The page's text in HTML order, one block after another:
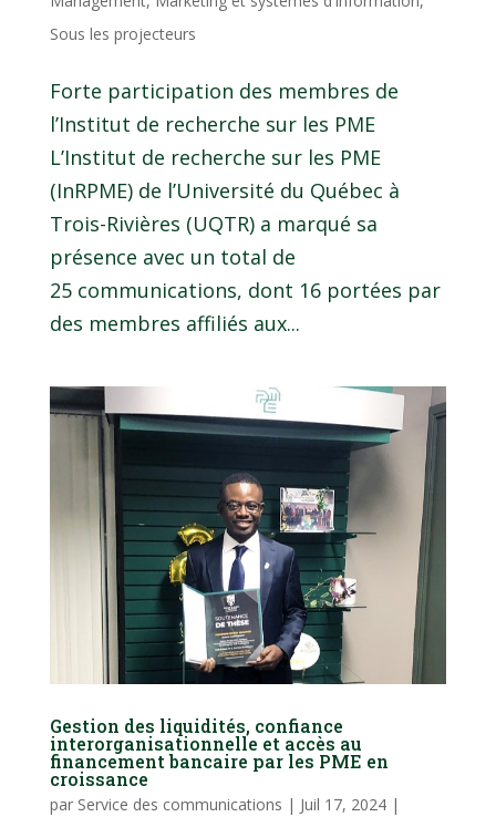
Sous les projecteurs
Forte participation des membres de
l’Institut de recherche sur les PME
L’Institut de recherche sur les PME
(InRPME) de l’Université du Québec à
Trois-Rivières (UQTR) a marqué sa
présence avec un total de
25 communications, dont 16 portées par
des membres affiliés aux...
Gestion des liquidités, confiance
interorganisationnelle et accès au
financement bancaire par les PME en
croissance
par Service des communications | Juil 17, 2024|